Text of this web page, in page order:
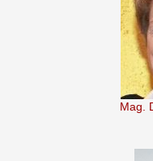
Mag.